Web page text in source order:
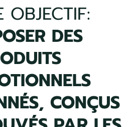
OBJECTIF:
DES
CONÇUS